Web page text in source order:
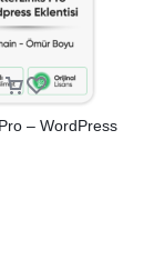
– WordPress